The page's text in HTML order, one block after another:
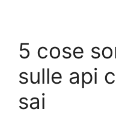
5 cose
sulle api
sai